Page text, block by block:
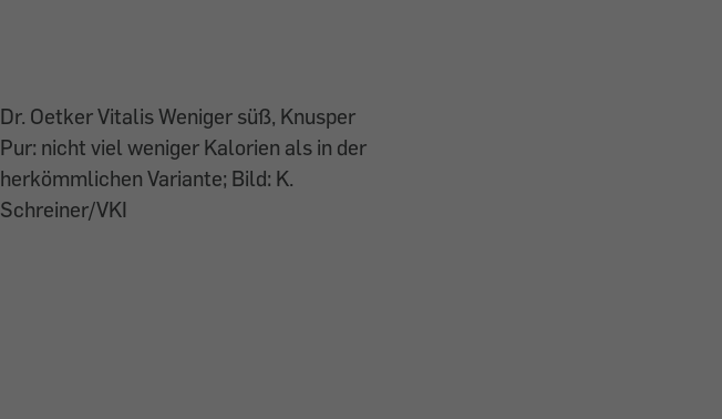
Dr. Oetker Vitalis Weniger süß, Knusper
Pur: nicht viel weniger Kalorien als in der
herkömmlichen Variante; Bild: K.
Schreiner/VKI